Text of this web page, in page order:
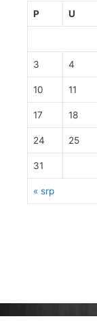
P U
« srp
3 4
10 11
17 18
24 25
31